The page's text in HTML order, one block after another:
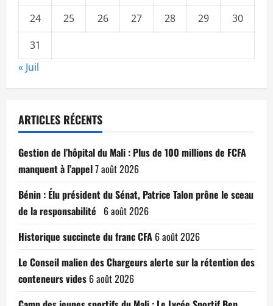
24
25 26 27 28 29
30
31
« Juil
ARTICLES RÉCENTS
Gestion de l’hôpital du Mali : Plus de 100 millions de FCFA
manquent à l’appel7 août 2026
Bénin : Élu président du Sénat, Patrice Talon prône le sceau
de la responsabilité 6 août 2026
Historique succincte du franc CFA 6 août 2026
Le Conseil malien des Chargeurs alerte sur la rétention des
conteneurs vides 6 août 2026